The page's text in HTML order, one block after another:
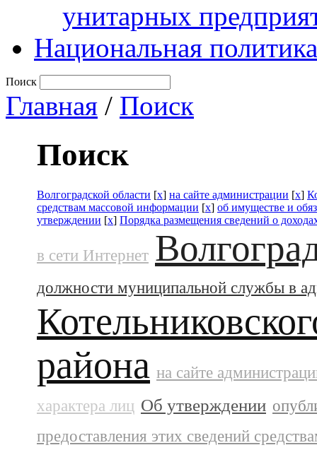
унитарных
Национальная политика
Поиск
Главная / Поиск
Поиск
Волгоградской области [x] на сайте администрации [x]
средствам массовой информации [x] об имуществе и
утверждении [x] Порядка размещения сведений о
в сети Интернет
должности муниципальной службы в
района на сайте
характера лиц Об утверждении
предоставления этих сведений